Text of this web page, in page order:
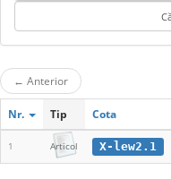
← Anterior
Nr. Tip Cota
1 Articol X-lew2.1